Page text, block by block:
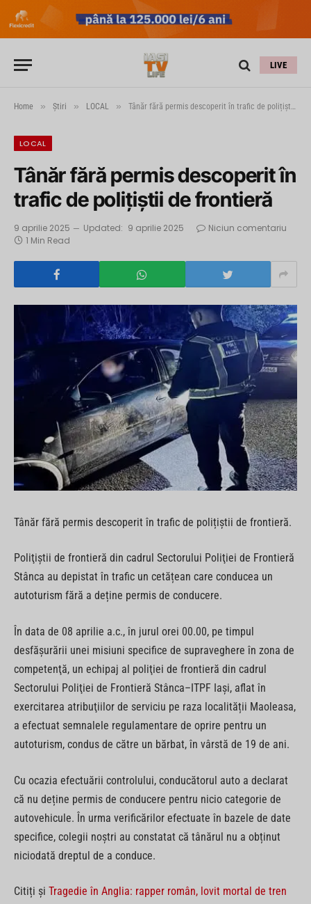
LIVE
Home » Știri » LOCAL » Tânăr fără permis descoperit în trafic de polițiștii de frontieră
LOCAL
Tânăr fără permis descoperit în
trafic de polițiștii de frontieră
9 aprilie 2025 Updated: 9 aprilie 2025
Niciun comentariu
1 Min Read
Tânăr fără permis descoperit în trafic de polițiștii de frontieră.
Poliţiştii de frontieră din cadrul Sectorului Poliţiei de Frontieră
Stânca au depistat în trafic un cetățean care conducea un
autoturism fără a deține permis de conducere.
În data de 08 aprilie a.c., în jurul orei 00.00, pe timpul
desfăşurării unei misiuni specifice de supraveghere în zona de
competenţă, un echipaj al poliţiei de frontieră din cadrul
Sectorului Poliţiei de Frontieră Stânca–ITPF Iași, aflat în
exercitarea atribuţiilor de serviciu pe raza localității Maoleasa,
a efectuat semnalele regulamentare de oprire pentru un
autoturism, condus de către un bărbat, în vârstă de 19 de ani.
Cu ocazia efectuării controlului, conducătorul auto a declarat
că nu deține permis de conducere pentru nicio categorie de
autovehicule. În urma verificărilor efectuate în bazele de date
specifice, colegii noștri au constatat că tânărul nu a obținut
niciodată dreptul de a conduce.
Citiți și Tragedie în Anglia: rapper român, lovit mortal de tren